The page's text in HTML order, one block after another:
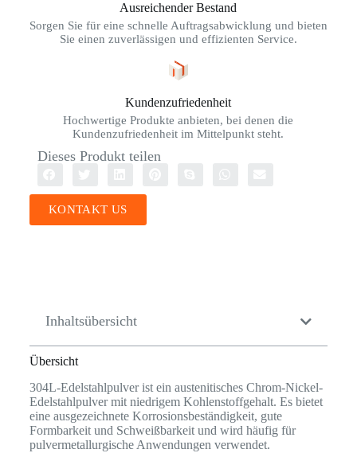
Ausreichender Bestand
Sorgen Sie für eine schnelle Auftragsabwicklung und bieten
Sie einen zuverlässigen und effizienten Service.
Kundenzufriedenheit
Hochwertige Produkte anbieten, bei denen die
Kundenzufriedenheit im Mittelpunkt steht.
Dieses Produkt teilen
KONTAKT US
Inhaltsübersicht
Übersicht
304L-Edelstahlpulver ist ein austenitisches Chrom-Nickel-
Edelstahlpulver mit niedrigem Kohlenstoffgehalt. Es bietet
eine ausgezeichnete Korrosionsbeständigkeit, gute
Formbarkeit und Schweißbarkeit und wird häufig für
pulvermetallurgische Anwendungen verwendet.